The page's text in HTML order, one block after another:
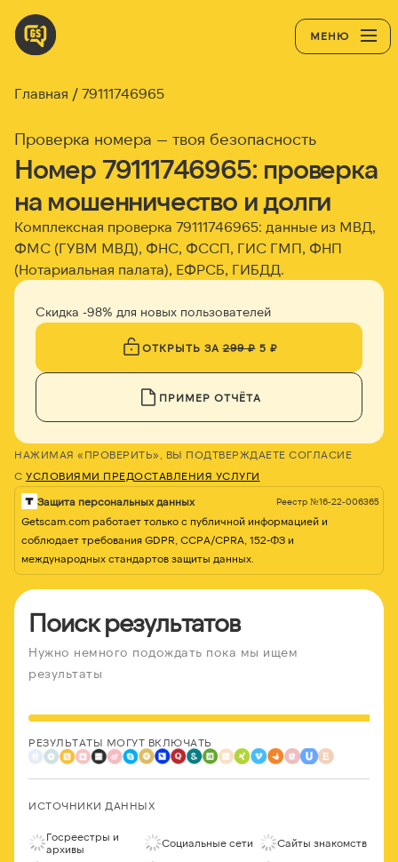
МЕНЮ
Главная 79111746965
Проверка номера — твоя безопасность
Номер 79111746965: проверка
на мошенничество и долги
Комплексная проверка 79111746965: данные из МВД,
ФМС (ГУВМ МВД), ФНС, ФССП, ГИС ГМП, ФНП
(Нотариальная палата), ЕФРСБ, ГИБДД.
Скидка -98% для новых пользователей
ОТКРЫТЬ ЗА299 ₽5 ₽
ПРИМЕР ОТЧЁТА
НАЖИМАЯ «ПРОВЕРИТЬ», ВЫ ПОДТВЕРЖДАЕТЕ СОГЛАСИЕ
С УСЛОВИЯМИ ПРЕДОСТАВЛЕНИЯ УСЛУГИ
Защита персональных данных Реестр №16-22-006365
Getscam.com работает только с публичной информацией и
соблюдает требования GDPR, CCPA/CPRA, 152-ФЗ и
международных стандартов защиты данных.
Поиск результатов
Нужно немного подождать пока мы ищем
результаты
РЕЗУЛЬТАТЫ МОГУТ ВКЛЮЧАТЬ
ИСТОЧНИКИ ДАННЫХ
Госреестры и
архивы
Социальные сети Сайты знакомств